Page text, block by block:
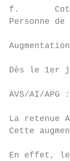
f.
Personne
Dès le 1er
AVS/AI/APG :
La retenue
Cette
En effet,